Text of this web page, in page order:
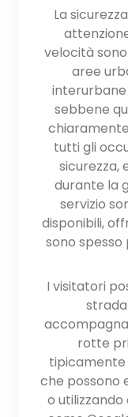
La
velocità
aree
interurbane
sebbene
tutti gli
sicurezza,
durante la
servizio
disponibili,
sono
I visitatori
rotte
tipicamente
che possono
o